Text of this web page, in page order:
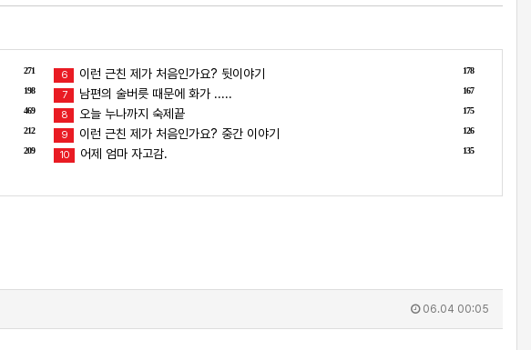
271
198
469
212
209
178
6 이런 근친 제가 처음인가요? 뒷이야기
167
7 남편의 술버릇 때문에 화가 .....
175
8 오늘 누나까지 숙제끝
126
9 이런 근친 제가 처음인가요? 중간 이야기
135
10 어제 엄마 자고감.
06.04 00:05